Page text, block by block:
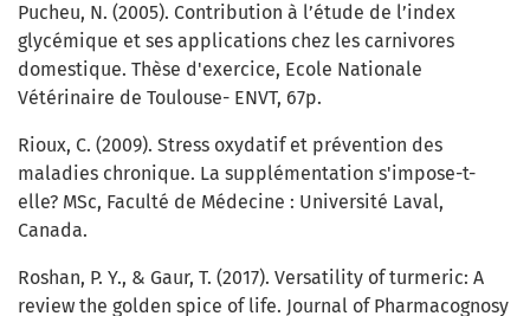
Pucheu, N. (2005). Contribution à l’étude de l’index
glycémique et ses applications chez les carnivores
domestique. Thèse d'exercice, Ecole Nationale
Vétérinaire de Toulouse- ENVT, 67p.
Rioux, C. (2009). Stress oxydatif et prévention des
maladies chronique. La supplémentation s'impose-t-
elle? MSc, Faculté de Médecine : Université Laval,
Canada.
Roshan, P. Y., & Gaur, T. (2017). Versatility of turmeric: A
review the golden spice of life. Journal of Pharmacognosy